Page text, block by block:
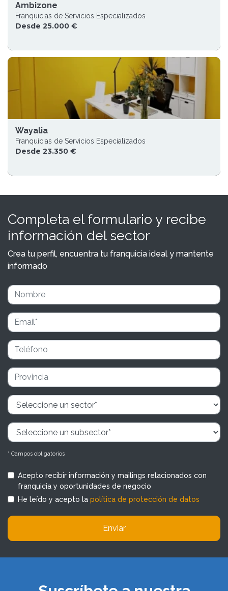
Ambizone
Franquicias de Servicios Especializados
Desde 25.000 €
Wayalia
Franquicias de Servicios Especializados
Desde 23.350 €
Completa el formulario y recibe
información del sector
Crea tu perfil, encuentra tu franquicia ideal y mantente
informado
* Campos obligatorios
Acepto recibir información y mailings relacionados con
franquicia y oportunidades de negocio
He leído y acepto la política de protección de datos
Enviar